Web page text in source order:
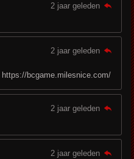
2 jaar geleden
2 jaar geleden
bcgame.milesnice.com/
2 jaar geleden
2 jaar geleden